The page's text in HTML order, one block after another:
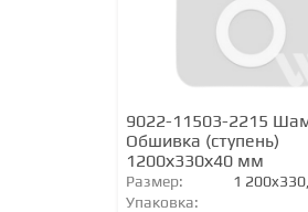
9022-11503-2215
Обшивка (ступень)
1200х330х40 мм
Размер:
1
Упаковка: